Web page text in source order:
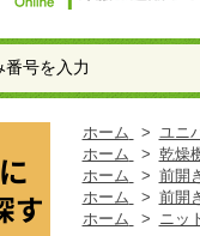
ホーム > ユニ
ホーム
> 乾燥
ホーム
> 前開
ホーム
> 前開
ホーム
> ニッ